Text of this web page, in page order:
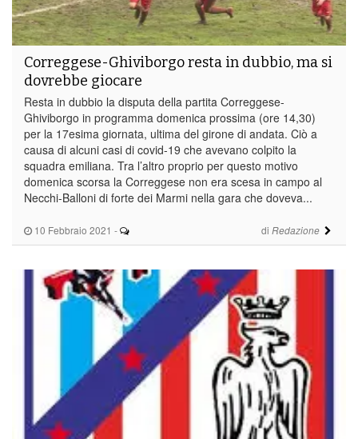
10 Febbraio 2021 - di Redazione
Correggese-Ghiviborgo resta in dubbio, ma si
dovrebbe giocare
Resta in dubbio la disputa della partita Correggese-
Ghiviborgo in programma domenica prossima (ore 14,30)
per la 17esima giornata, ultima del girone di andata. Ciò a
causa di alcuni casi di covid-19 che avevano colpito la
squadra emiliana. Tra l’altro proprio per questo motivo
domenica scorsa la Correggese non era scesa in campo al
Necchi-Balloni di forte dei Marmi nella gara che doveva...